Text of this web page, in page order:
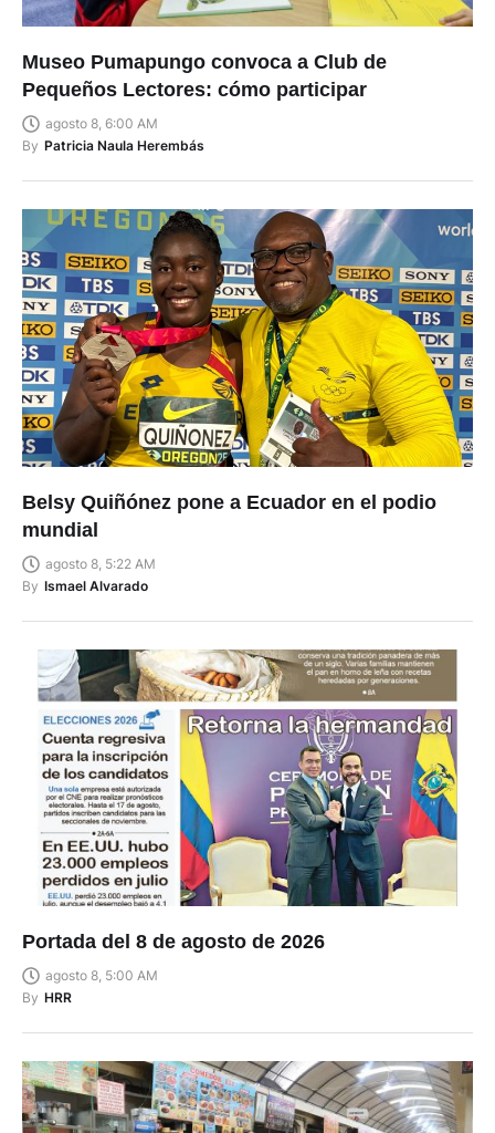
Museo Pumapungo convoca a Club de
Pequeños Lectores: cómo participar
agosto 8, 6:00 AM
By Patricia Naula Herembás
Belsy Quiñónez pone a Ecuador en el podio
mundial
agosto 8, 5:22 AM
By Ismael Alvarado
Portada del 8 de agosto de 2026
agosto 8, 5:00 AM
By HRR